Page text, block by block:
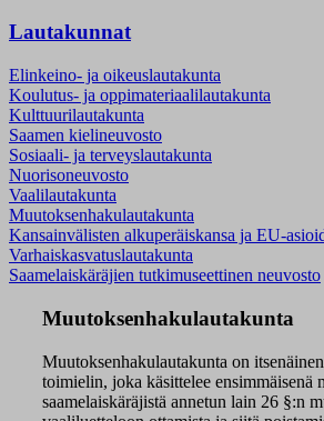
Lautakunnat
Elinkeino- ja oikeuslautakunta
Koulutus- ja oppimateriaalilautakunta
Kulttuurilautakunta
Saamen kielineuvosto
Sosiaali- ja terveyslautakunta
Nuorisoneuvosto
Vaalilautakunta
Muutoksenhakulautakunta
Kansainvälisten alkuperäiskansa ja EU-
Varhaiskasvatuslautakunta
Saamelaiskäräjien tutkimuseettinen neuvosto
Muutoksenhakulautakunta
Muutoksenhakulautakunta on
toimielin, joka käsittelee ensimmäisenä
saamelaiskäräjistä annetun lain 26 §:n